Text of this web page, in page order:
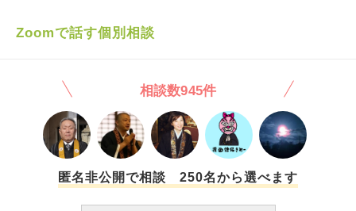
闘病期間も同様に。 我が家だけでは無く全国で起こってし
まっている現実です。 今はただただ苦しまずに眠っていて
お坊さま。どうか一緒に安楽を念じて頂けると嬉しいです。
檀家に入ったりしている訳では無いので(元々は浄土真宗の
檀家でしたが、住職が借金をし寺に保険金を掛けて放火して
しまいました。以来、先祖は自身供養です。) 私が今出来る
事で思い浮かんだのがこちらでのお願いでした。どうぞよろ
しくお願い致します。
Zoomで話す個別相談
相談数945件
匿名非公開で相談 250名から選べます